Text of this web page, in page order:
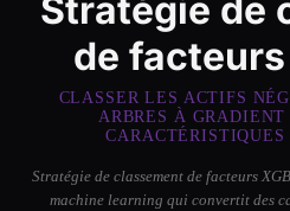
Stratégie de
de
CLASSER LES ACTIFS
ARBRES À GRADIENT
Stratégie de classement de facteurs
machine learning qui convertit des